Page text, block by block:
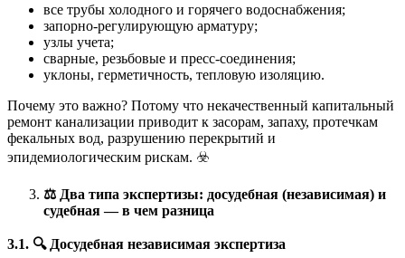
все трубы холодного и горячего водоснабжения;
запорно-регулирующую арматуру;
узлы учета;
сварные, резьбовые и пресс-соединения;
уклоны, герметичность, тепловую изоляцию.
Почему это важно? Потому что некачественный капитальный
ремонт канализации приводит к засорам, запаху, протечкам
фекальных вод, разрушению перекрытий и
эпидемиологическим рискам. ☣️
⚖️ Два типа экспертизы: досудебная (независимая) и
судебная — в чем разница
3.1. 🔍Досудебная независимая экспертиза